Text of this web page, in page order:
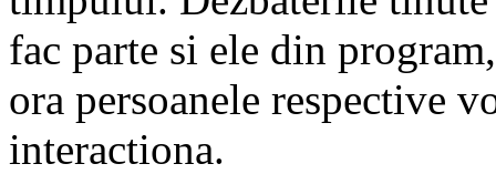
fac parte si ele din
ora persoanele respective
interactiona.